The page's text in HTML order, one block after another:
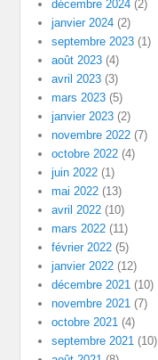
décembre 2024 (2)
janvier 2024 (2)
septembre 2023 (1)
août 2023 (4)
avril 2023 (3)
mars 2023 (5)
janvier 2023 (2)
novembre 2022 (7)
octobre 2022 (4)
juin 2022 (1)
mai 2022 (13)
avril 2022 (10)
mars 2022 (11)
février 2022 (5)
janvier 2022 (12)
décembre 2021 (10)
novembre 2021 (7)
octobre 2021 (4)
septembre 2021 (10)